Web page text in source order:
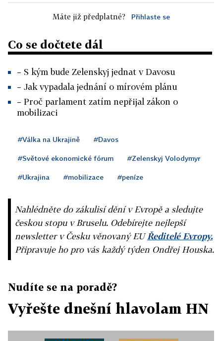
Máte již předplatné? Přihlaste se
Co se dočtete dál
– S kým bude Zelenskyj jednat v Davosu
– Jak vypadala jednání o mírovém plánu
– Proč parlament zatím nepřijal zákon o
mobilizaci
#Válka na Ukrajině #Davos
#Světové ekonomické fórum #Zelenskyj Volodymyr
#Ukrajina #mobilizace #peníze
Nahlédněte do zákulisí dění v Evropě a sledujte
českou stopu v Bruselu. Odebírejte nejlepší
newsletter v Česku věnovaný EUŘeditelé Evropy.
Připravuje ho pro vás každý týden Ondřej Houska.
Nudíte se na poradě?
Vyřešte dnešní hlavolam HN